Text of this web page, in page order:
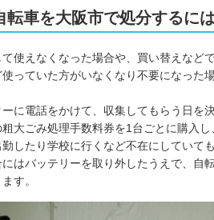
転車を大阪市で処分するに
使えなくなった場合や、買い替えなど
っていた方がいなくなり不要になった
に電話をかけて、収集してもらう日を
大ごみ処理手数料券を1台ごとに購入
したり学校に行くなど不在にしていて
はバッテリーを取り外したうえで、自
す。